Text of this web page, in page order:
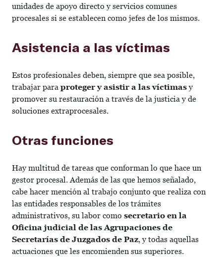
unidades de apoyo directo y servicios comunes
procesales si se establecen como jefes de los mismos.
Asistencia a las víctimas
Estos profesionales deben, siempre que sea posible,
trabajar para proteger y asistir a las víctimasy
promover su restauración a través de la justicia y de
soluciones extraprocesales.
Otras funciones
Hay multitud de tareas que conforman lo que hace un
gestor procesal. Además de las que hemos señalado,
cabe hacer mención al trabajo conjunto que realiza con
las entidades responsables de los trámites
administrativos, su labor como secretario en la
Oficina judicial de las Agrupaciones de
Secretarías de Juzgados de Paz, y todas aquellas
actuaciones que les encomienden sus superiores.